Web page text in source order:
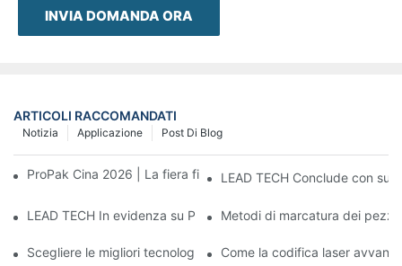
INVIA DOMANDA ORA
ARTICOLI RACCOMANDATI
Post Di Blog
Applicazione
Notizia
ProPak Cina 2026 | La fiera finisce, il nostro servizio continua
LEAD TECH Conclude con
LEAD TECH In evidenza su PR Newswire Presentazione di
Metodi di marcatura dei
Scegliere le migliori tecnologie per la codifica e la marcatura
Come la codifica laser